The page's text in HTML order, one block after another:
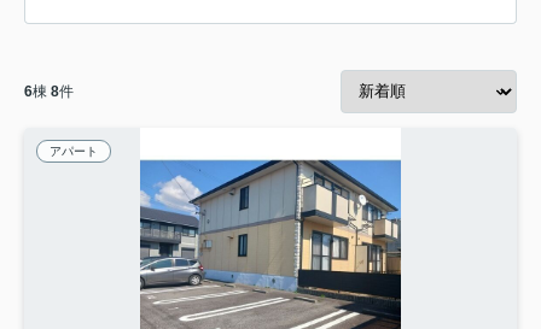
6棟 8件
アパート